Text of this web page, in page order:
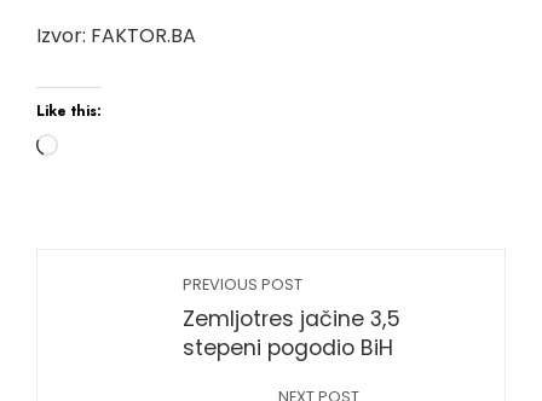
Izvor: FAKTOR.BA
Like this:
PREVIOUS POST
Zemljotres jačine 3,5
stepeni pogodio BiH
NEXT POST